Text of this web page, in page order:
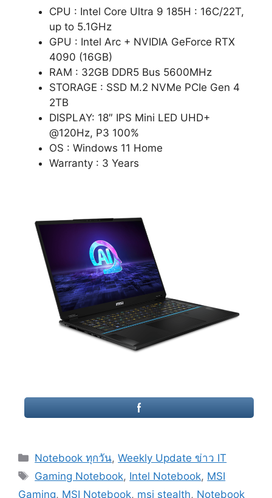
CPU : Intel Core Ultra 9 185H : 16C/22T,
up to 5.1GHz
GPU : Intel Arc + NVIDIA GeForce RTX
4090 (16GB)
RAM : 32GB DDR5 Bus 5600MHz
STORAGE : SSD M.2 NVMe PCIe Gen 4
2TB
DISPLAY: 18″ IPS Mini LED UHD+
@120Hz, P3 100%
OS : Windows 11 Home
Warranty : 3 Years
Categories
Notebook ทุกวัน,Weekly Update ข่าว IT
Tags
Gaming Notebook, Intel Notebook, MSI
Gaming, MSI Notebook, msi stealth, Notebook